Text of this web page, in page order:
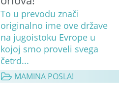
To u prevodu znači
originalno ime ove države
na jugoistoku Evrope u
kojoj smo proveli svega
četrd...
MAMINA POSLA!